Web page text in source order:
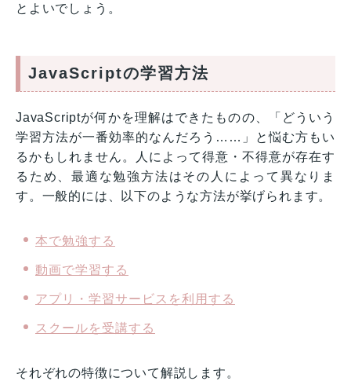
とよいでしょう。
JavaScriptの学習方法
JavaScriptが何かを理解はできたものの、「どういう
学習方法が一番効率的なんだろう……」と悩む方もい
るかもしれません。人によって得意・不得意が存在す
るため、最適な勉強方法はその人によって異なりま
す。一般的には、以下のような方法が挙げられます。
本で勉強する
動画で学習する
アプリ・学習サービスを利用する
スクールを受講する
それぞれの特徴について解説します。